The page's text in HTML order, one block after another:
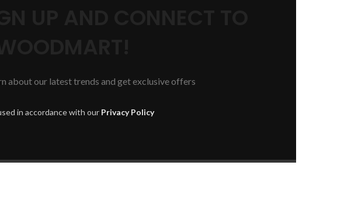
about our latest trends and get exclusive offers
in accordance with our Privacy Policy